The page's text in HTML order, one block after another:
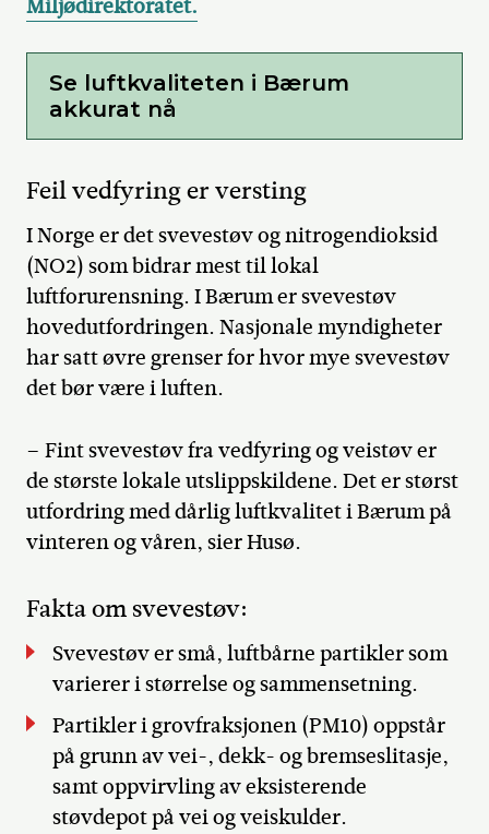
Se luftkvaliteten i Bærum
akkurat nå
Feil vedfyring er versting
I Norge er det svevestøv og nitrogendioksid
(NO2) som bidrar mest til lokal
luftforurensning. I Bærum er svevestøv
hovedutfordringen. Nasjonale myndigheter
har satt øvre grenser for hvor mye svevestøv
det bør være i luften.
– Fint svevestøv fra vedfyring og veistøv er
de største lokale utslippskildene. Det er størst
utfordring med dårlig luftkvalitet i Bærum på
vinteren og våren, sier Husø.
Fakta om svevestøv:
Svevestøv er små, luftbårne partikler som
varierer i størrelse og sammensetning.
Partikler i grovfraksjonen (PM10) oppstår
på grunn av vei-, dekk- og bremseslitasje,
samt oppvirvling av eksisterende
støvdepot på vei og veiskulder.